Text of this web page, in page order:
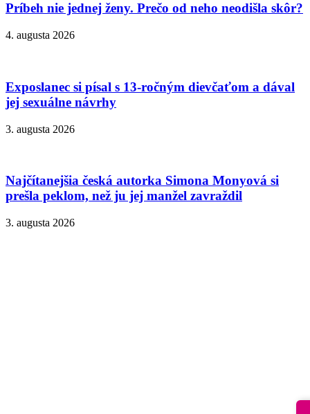
Príbeh nie jednej ženy. Prečo od neho neodišla skôr?
4. augusta 2026
Exposlanec si písal s 13-ročným dievčaťom a dával
jej sexuálne návrhy
3. augusta 2026
Najčítanejšia česká autorka Simona Monyová si
prešla peklom, než ju jej manžel zavraždil
3. augusta 2026